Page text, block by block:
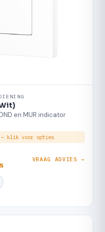
en MUR indicator
— klik voor opties
VRAAG ADVIES →